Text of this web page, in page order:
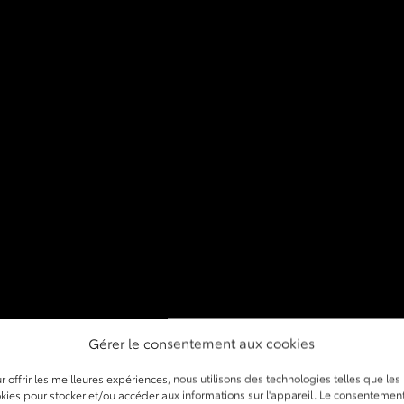
Gérer le consentement aux cookies
offrir les meilleures expériences, nous utilisons des technologies telles que les
pour stocker et/ou accéder aux informations sur l'appareil. Le